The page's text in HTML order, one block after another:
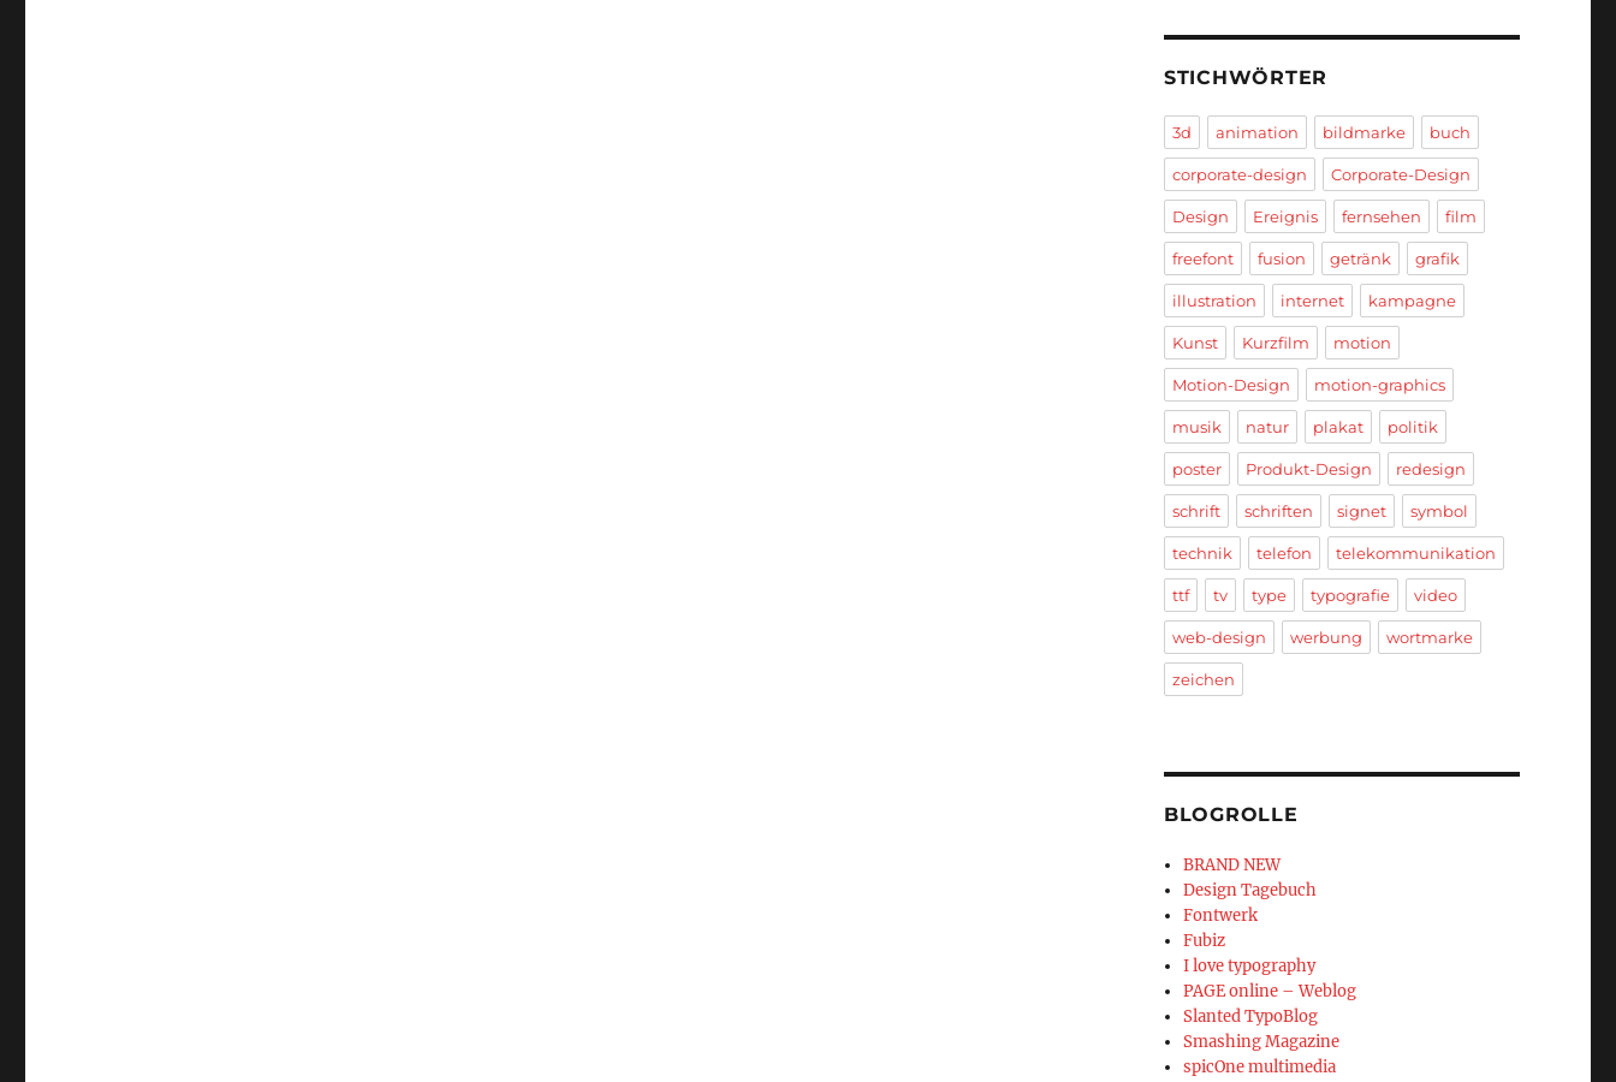
STICHWÖRTER
3d animation bildmarke buch
corporate-design Corporate-Design
Design Ereignis fernsehen film
freefont fusion getränk grafik
illustration internet kampagne
Kunst Kurzfilm motion
Motion-Design motion-graphics
musik natur plakat politik
poster Produkt-Design redesign
schrift schriften signet symbol
technik telefon telekommunikation
ttf tv type typografie video
web-design werbung wortmarke
zeichen
BLOGROLLE
BRAND NEW
Design Tagebuch
Fontwerk
Fubiz
I love typography
PAGE online – Weblog
Slanted TypoBlog
Smashing Magazine
spicOne multimedia